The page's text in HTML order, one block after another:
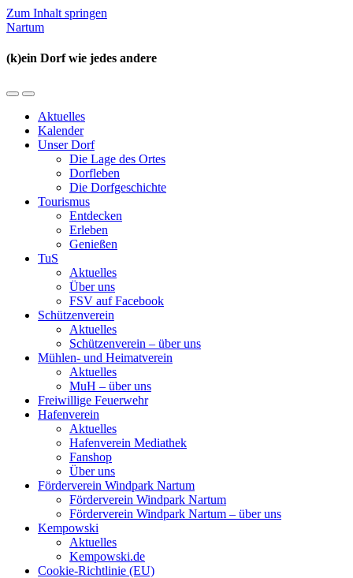
Zum Inhalt springen
Nartum
(k)ein Dorf wie jedes andere
Mobil-
umschalten
Suchfeld
umschalten
Aktuelles
Kalender
Unser Dorf
Die Lage des Ortes
Dorfleben
Die Dorfgeschichte
Tourismus
Entdecken
Erleben
Genießen
TuS
Aktuelles
Über uns
FSV auf Facebook
Schützenverein
Aktuelles
Schützenverein – über uns
Mühlen- und Heimatverein
Aktuelles
MuH – über uns
Freiwillige Feuerwehr
Hafenverein
Aktuelles
Hafenverein Mediathek
Fanshop
Über uns
Förderverein Windpark Nartum
Förderverein Windpark Nartum
Förderverein Windpark Nartum – über uns
Kempowski
Aktuelles
Kempowski.de
Cookie-Richtlinie (EU)